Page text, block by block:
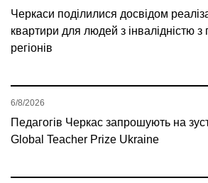
Черкаси поділилися досвідом
квартири для людей з інвалідністю з
регіонів
Педагогів Черкас запрошують на
Global Teacher Prize Ukraine
6/8/2026